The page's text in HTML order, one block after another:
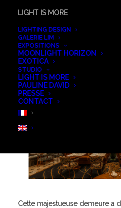
LIGHT IS MORE
LIGHTING DESIGN
GALERIE LIM
EXPOSITIONS
MOONLIGHT HORIZON
EXOTICA
STUDIO
LIGHT IS MORE
PAULINE DAVID
PRESSE
CONTACT
HOTEL SAINT JAMES
Cette majestueuse demeure a